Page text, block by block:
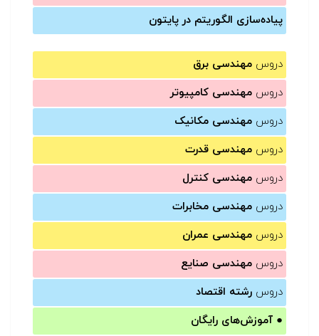
پیاده‌سازی الگوریتم در پایتون
دروس مهندسی برق
دروس مهندسی کامپیوتر
دروس مهندسی مکانیک
دروس مهندسی قدرت
دروس مهندسی کنترل
دروس مهندسی مخابرات
دروس مهندسی عمران
دروس مهندسی صنایع
دروس رشته اقتصاد
● آموزش‌های رایگان